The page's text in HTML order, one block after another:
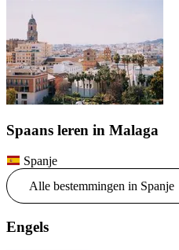
Spaans leren in Malaga
Spanje
Alle bestemmingen in Spanje
Engels